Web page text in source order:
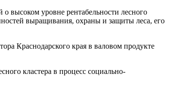
высоком уровне рентабельности лесного
выращивания, охраны и защиты леса, его
Краснодарского края в валовом продукте
кластера в процесс социально-